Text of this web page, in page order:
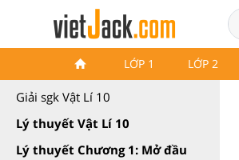
LỚP 1 LỚP 2
Lý thuyết Vật Lí 10 Kết nối tri
Giải sgk Vật Lí 10
Lý thuyết Vật Lí 10
Lý thuyết Chương 1: Mở đầu